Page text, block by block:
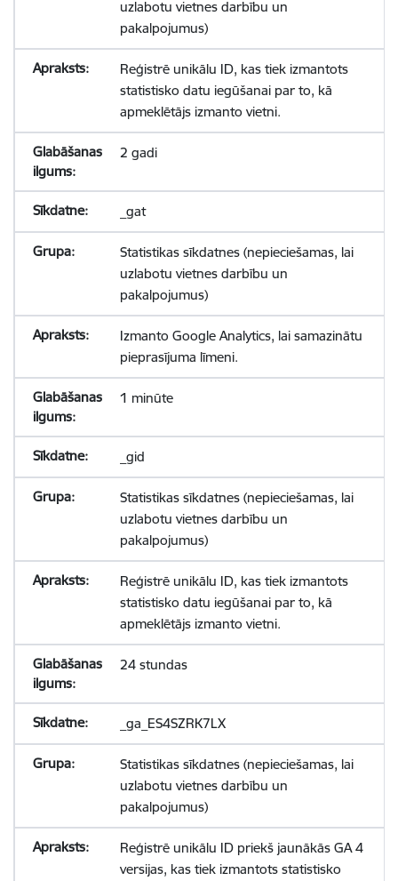
uzlabotu vietnes darbību un
pakalpojumus)
Reģistrē unikālu ID, kas tiek izmantots
statistisko datu iegūšanai par to, kā
apmeklētājs izmanto vietni.
2 gadi
_gat
Statistikas sīkdatnes (nepieciešamas, lai
uzlabotu vietnes darbību un
pakalpojumus)
Izmanto Google Analytics, lai samazinātu
pieprasījuma līmeni.
1 minūte
_gid
Statistikas sīkdatnes (nepieciešamas, lai
uzlabotu vietnes darbību un
pakalpojumus)
Reģistrē unikālu ID, kas tiek izmantots
statistisko datu iegūšanai par to, kā
apmeklētājs izmanto vietni.
24 stundas
_ga_ES4SZRK7LX
Statistikas sīkdatnes (nepieciešamas, lai
uzlabotu vietnes darbību un
pakalpojumus)
Reģistrē unikālu ID priekš jaunākās GA 4
versijas, kas tiek izmantots statistisko